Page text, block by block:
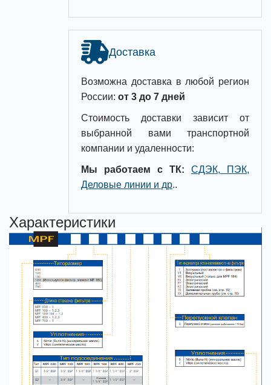
Доставка
Возможна доставка в любой регион
России: от 3 до 7 дней
Стоимость доставки зависит от
выбранной вами транспортной
компании и удаленности:
Мы работаем с ТК:
СДЭК, ПЭК,
Деловые линии и др..
Характеристики